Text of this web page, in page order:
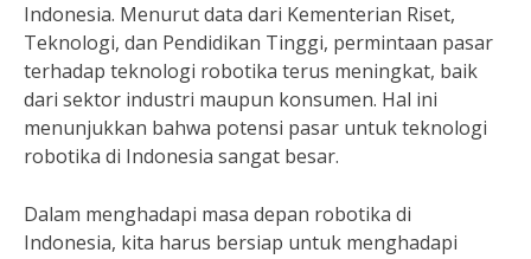
Indonesia. Menurut data dari Kementerian Riset,
Teknologi, dan Pendidikan Tinggi, permintaan pasar
terhadap teknologi robotika terus meningkat, baik
dari sektor industri maupun konsumen. Hal ini
menunjukkan bahwa potensi pasar untuk teknologi
robotika di Indonesia sangat besar.
Dalam menghadapi masa depan robotika di
Indonesia, kita harus bersiap untuk menghadapi